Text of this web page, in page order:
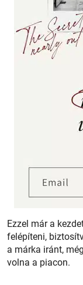
Ezzel már a
felépíteni,
a márka iránt,
volna a piacon.